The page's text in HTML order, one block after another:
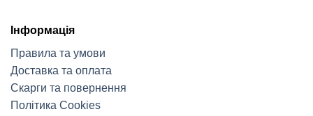
Інформація
Правила та умови
Доставка та оплата
Скарги та повернення
Політика Cookies